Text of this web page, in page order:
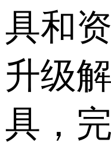
具和
升级
具，